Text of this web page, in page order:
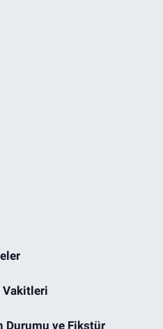
Vakitleri
Durumu ve Fikstür